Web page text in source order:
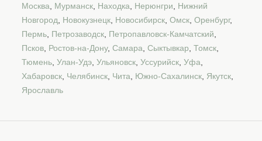
Москва
Мурманск Находка Нерюнгри
Нижний
Новгород
Новокузнецк Новосибирск Омск Оренбург,
Пермь Петрозаводск Петропавловск-Камчатский
Псков Ростов-на-Дону, Самара Сыктывкар Томск
Тюмень Улан-Удэ Ульяновск Уссурийск Уфа
Хабаровск Челябинск Чита Южно-Сахалинск Якутск
Ярославль